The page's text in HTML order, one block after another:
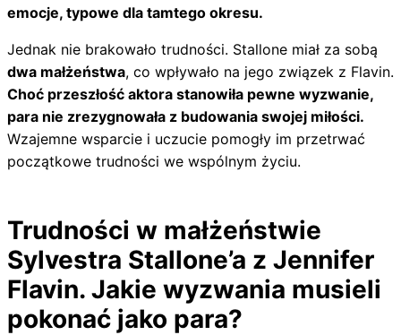
emocje, typowe dla tamtego okresu.
Jednak nie brakowało trudności. Stallone miał za sobą
dwa małżeństwa, co wpływało na jego związek z Flavin.
Choć przeszłość aktora stanowiła pewne wyzwanie,
para nie zrezygnowała z budowania swojej miłości.
Wzajemne wsparcie i uczucie pomogły im przetrwać
początkowe trudności we wspólnym życiu.
Trudności w małżeństwie
Sylvestra Stallone’a z Jennifer
Flavin. Jakie wyzwania musieli
pokonać jako para?